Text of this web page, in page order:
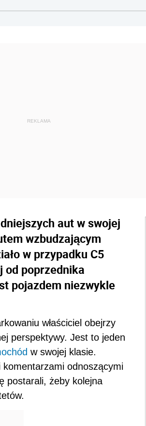
aut w swojej
wzbudzającym
w przypadku C5
od poprzednika
pojazdem niezwykle
właściciel obejrzy
perspektywy. Jest to jeden
w swojej klasie.
odnoszącymi
postarali, żeby kolejna